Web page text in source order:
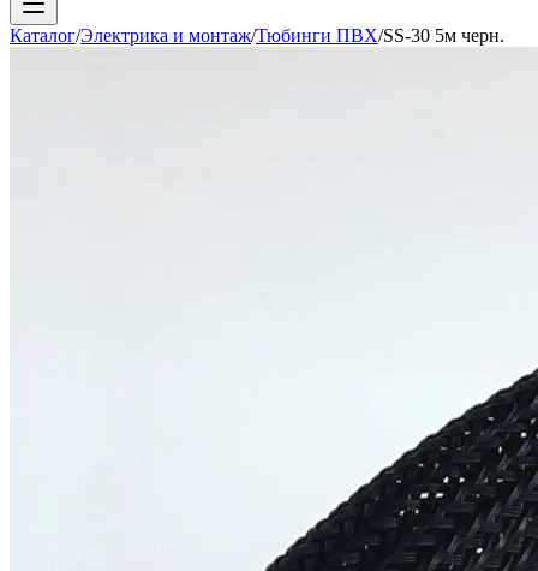
Каталог/Электрика и монтаж/Тюбинги ПВХ/SS-30 5м черн.